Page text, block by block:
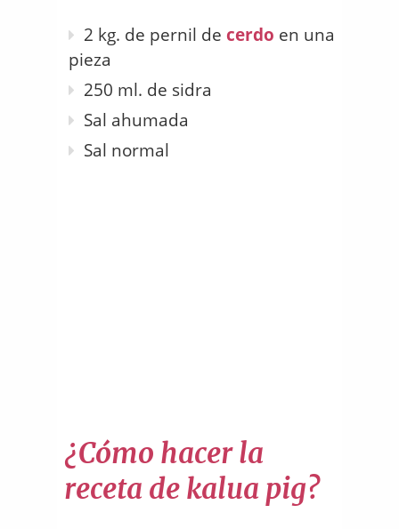
2 kg. de pernil de cerdo en una
pieza
250 ml. de sidra
Sal ahumada
Sal normal
¿Cómo hacer la
receta de kalua pig?